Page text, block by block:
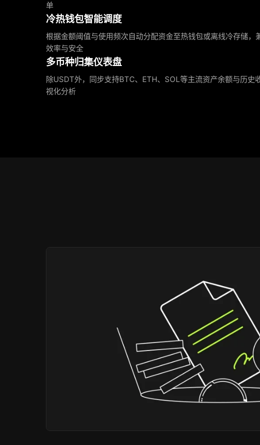
单
冷热钱包智能调度
根据金额阈值与使用频次自动分配资金至热钱包或离线冷存储，
效率与安全
多币种归集仪表盘
除USDT外，同步支持BTC、ETH、SOL等主流资产余额与历史
视化分析